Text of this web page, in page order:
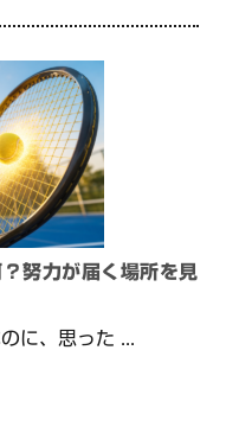
努力が届く場所を見
に、思った ...